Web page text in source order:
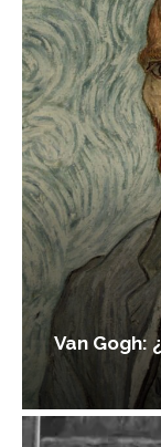
Van Gogh: